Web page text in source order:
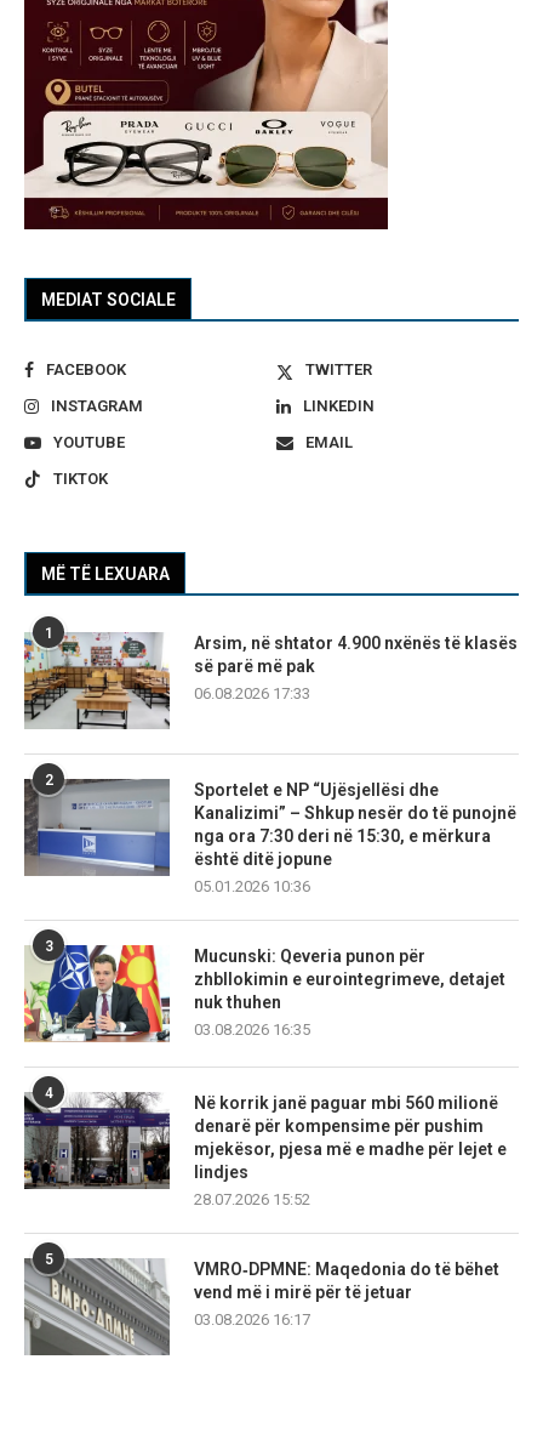
MEDIAT SOCIALE
FACEBOOK
TWITTER
INSTAGRAM
LINKEDIN
YOUTUBE
EMAIL
TIKTOK
MË TË LEXUARA
1
Arsim, në shtator 4.900 nxënës të klasës
së parë më pak
06.08.2026 17:33
2
Sportelet e NP “Ujësjellësi dhe
Kanalizimi” – Shkup nesër do të punojnë
nga ora 7:30 deri në 15:30, e mërkura
është ditë jopune
05.01.2026 10:36
3
Mucunski: Qeveria punon për
zhbllokimin e eurointegrimeve, detajet
nuk thuhen
03.08.2026 16:35
4
Në korrik janë paguar mbi 560 milionë
denarë për kompensime për pushim
mjekësor, pjesa më e madhe për lejet e
lindjes
28.07.2026 15:52
5
VMRO‑DPMNE: Maqedonia do të bëhet
vend më i mirë për të jetuar
03.08.2026 16:17